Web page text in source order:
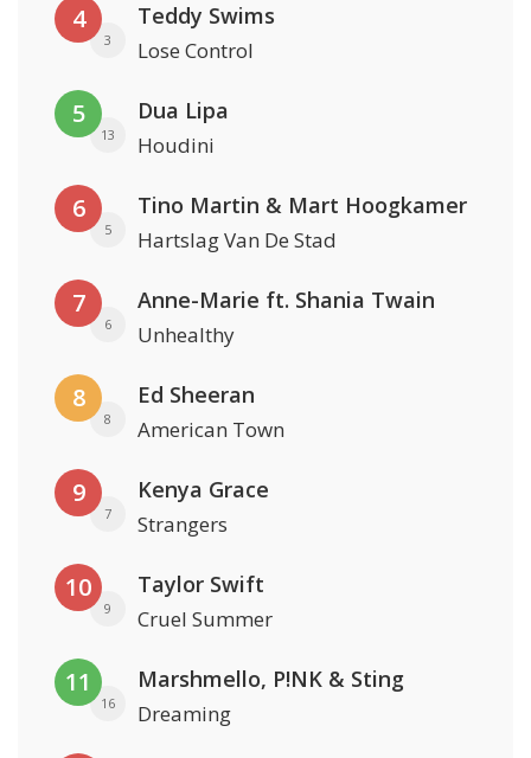
4
3
Teddy Swims
Lose Control
5
13
Dua Lipa
Houdini
6
5
Tino Martin & Mart Hoogkamer
Hartslag Van De Stad
7
6
Anne-Marie ft. Shania Twain
Unhealthy
8
8
Ed Sheeran
American Town
9
7
Kenya Grace
Strangers
10
9
Taylor Swift
Cruel Summer
11
16
Marshmello, P!NK & Sting
Dreaming